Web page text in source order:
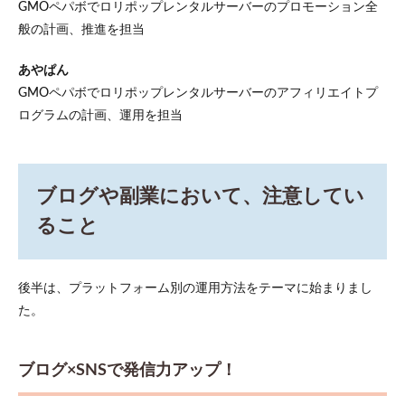
は？
る立
場だ
から
るこ
2
すべ
くべ
GMOペパボでロリポップレンタルサーバーのプロモーション全
般の計画、推進を担当
あやぱん
GMOペパボでロリポップレンタルサーバーのアフィリエイトプ
ログラムの計画、運用を担当
ブログや副業において、注意してい
ること
後半は、プラットフォーム別の運用方法をテーマに始まりまし
た。
ブログ×SNSで発信力アップ！